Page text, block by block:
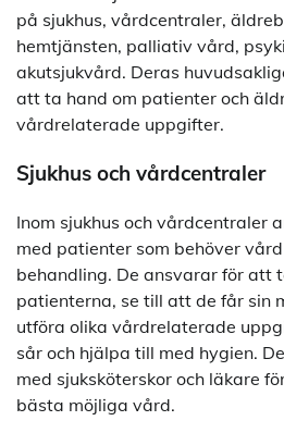
på sjukhus, vårdcentraler,
hemtjänsten, palliativ vård,
akutsjukvård. Deras
att ta hand om patienter och
vårdrelaterade uppgifter.
Sjukhus och vårdcentraler
Inom sjukhus och vårdcentraler
med patienter som behöver
behandling. De ansvarar för att
patienterna, se till att de får sin
utföra olika vårdrelaterade
sår och hjälpa till med hygien.
med sjuksköterskor och läkare
bästa möjliga vård.